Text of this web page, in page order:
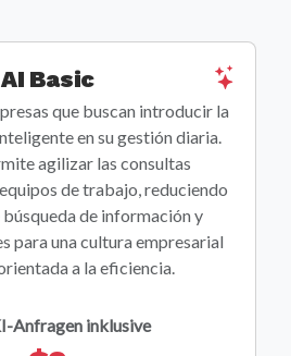
AI Basic
que buscan introducir la
en su gestión diaria.
agilizar las consultas
de trabajo, reduciendo
de información y
para una cultura empresarial
a la eficiencia.
Anfragen inklusive